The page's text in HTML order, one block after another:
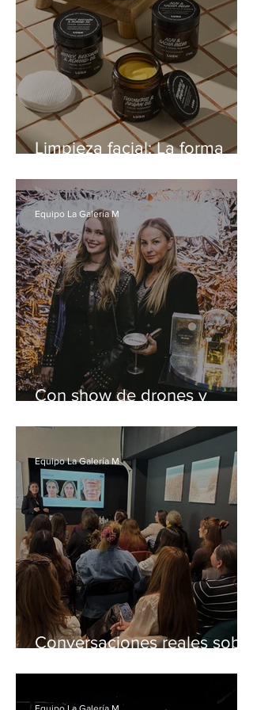
Limpieza facial: La forma
textura y elasticidad de la
piel
Con show de drones y
aterrizó en Chile exclusiva
fragancia de Dubái
Equipo La Galería M
Conversaciones reales sobre
autocuidado marcaron el
primer “Brunch & Care” de
Equipo La Galería M